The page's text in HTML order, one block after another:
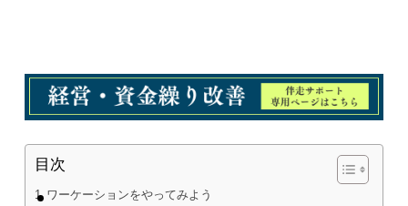
目次
ワーケーションをやってみよう